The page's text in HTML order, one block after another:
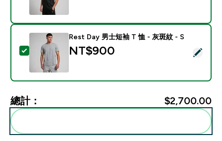
選取此商品 - Rest Day 男士短袖 T 恤 - 灰斑紋 - S
Rest Day 男士短袖 T 恤 - 灰斑紋 - S
NT$900‎
總計： $2,700.00‎